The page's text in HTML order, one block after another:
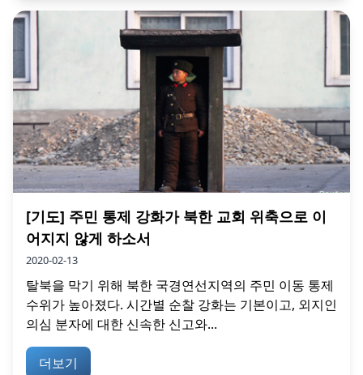
[기도] 주민 통제 강화가 북한 교회 위축으로 이
어지지 않게 하소서
2020-02-13
탈북을 막기 위해 북한 국경연선지역의 주민 이동 통제
수위가 높아졌다. 시간별 순찰 강화는 기본이고, 외지인
의심 분자에 대한 신속한 신고와...
더보기